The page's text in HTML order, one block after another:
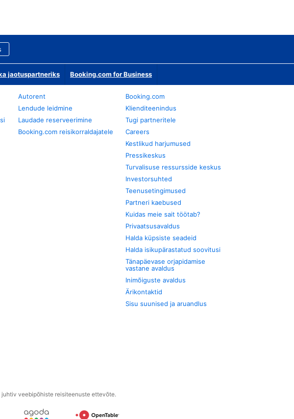
jaotuspartneriks Booking.com for Business
Autorent
Lendude leidmine
Laudade reserveerimine
Booking.com reisikorraldajatele
Booking.com
Klienditeenindus
Tugi partneritele
Careers
Kestlikud harjumused
Pressikeskus
Turvalisuse ressursside keskus
Investorsuhted
Teenusetingimused
Partneri kaebused
Kuidas meie sait töötab?
Privaatsusavaldus
Halda küpsiste seadeid
Halda isikupärastatud soovitusi
Tänapäevase orjapidamise
vastane avaldus
Inimõiguste avaldus
Ärikontaktid
Sisu suunised ja aruandlus
veebipõhiste reisiteenuste ettevõte.